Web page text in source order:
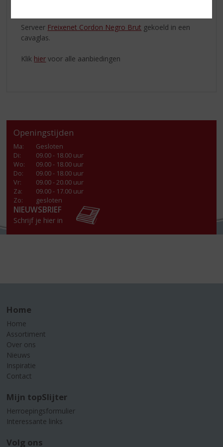
Serveer Freixenet Cordon Negro Brut gekoeld in een
cavaglas.
Klik hier voor alle aanbiedingen
Openingstijden
Ma:
Gesloten
Di:
09.00 - 18.00 uur
Wo:
09.00 - 18.00 uur
Do:
09.00 - 18.00 uur
Vr:
09.00 - 20.00 uur
Za:
09.00 - 17.00 uur
Zo:
gesloten
NIEUWSBRIEF
Schrijf je hier in
Home
Home
Assortiment
Over ons
Nieuws
Inspiratie
Contact
Mijn topSlijter
Herroepingsformulier
Interessante links
Volg ons